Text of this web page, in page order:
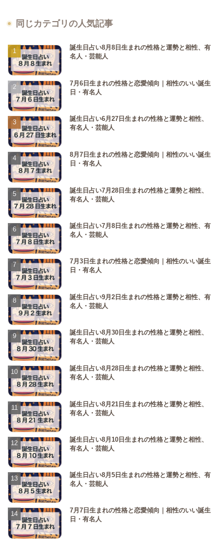
同じカテゴリの人気記事
誕生日占い8月8日生まれの性格と運勢と相性、有
名人・芸能人
7月6日生まれの性格と恋愛傾向｜相性のいい誕生
日・有名人
誕生日占い6月27日生まれの性格と運勢と相性、
有名人・芸能人
8月7日生まれの性格と恋愛傾向｜相性のいい誕生
日・有名人
誕生日占い7月28日生まれの性格と運勢と相性、
有名人・芸能人
誕生日占い7月8日生まれの性格と運勢と相性、有
名人・芸能人
7月3日生まれの性格と恋愛傾向｜相性のいい誕生
日・有名人
誕生日占い9月2日生まれの性格と運勢と相性、有
名人・芸能人
誕生日占い8月30日生まれの性格と運勢と相性、
有名人・芸能人
誕生日占い8月28日生まれの性格と運勢と相性、
有名人・芸能人
誕生日占い8月21日生まれの性格と運勢と相性、
有名人・芸能人
誕生日占い8月10日生まれの性格と運勢と相性、
有名人・芸能人
誕生日占い8月5日生まれの性格と運勢と相性、有
名人・芸能人
7月7日生まれの性格と恋愛傾向｜相性のいい誕生
日・有名人